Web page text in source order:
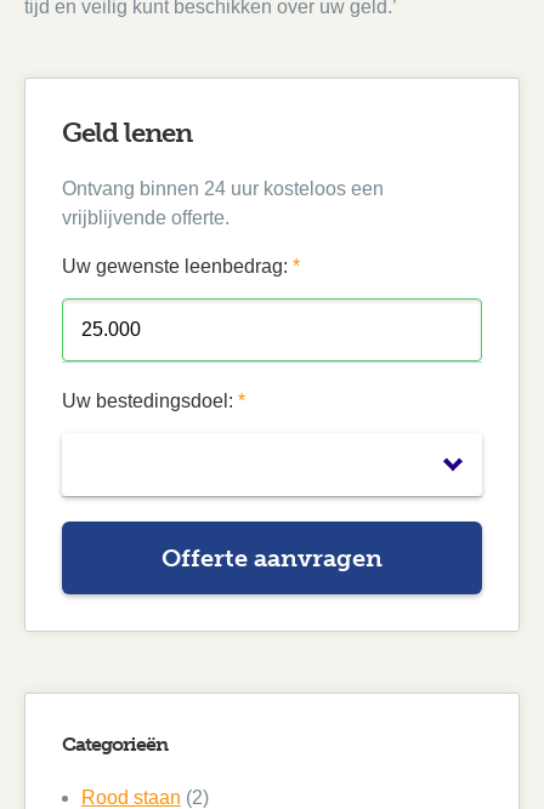
tijd en veilig kunt beschikken over uw geld.’
Geld lenen
Ontvang binnen 24 uur kosteloos een
vrijblijvende offerte.
Uw gewenste leenbedrag: *
Uw bestedingsdoel: *
Offerte aanvragen
Categorieën
Rood staan (2)